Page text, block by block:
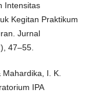
Intensitas
Kegitan Praktikum
Jurnal
47–55.
Mahardika, I. K.
IPA